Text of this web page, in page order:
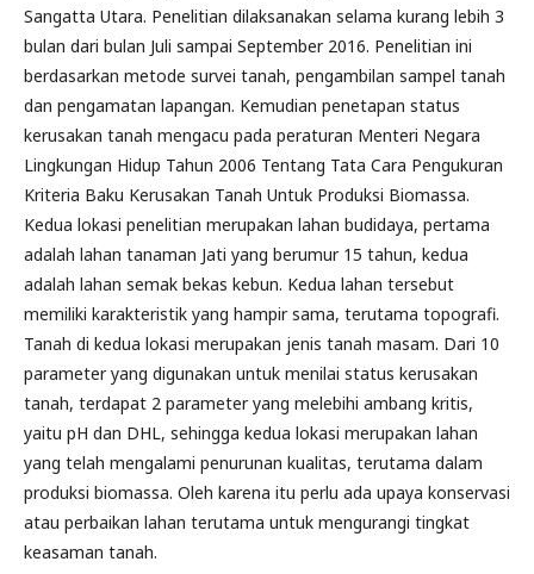
Sangatta Utara. Penelitian dilaksanakan selama kurang lebih 3
bulan dari bulan Juli sampai September 2016. Penelitian ini
berdasarkan metode survei tanah, pengambilan sampel tanah
dan pengamatan lapangan. Kemudian penetapan status
kerusakan tanah mengacu pada peraturan Menteri Negara
Lingkungan Hidup Tahun 2006 Tentang Tata Cara Pengukuran
Kriteria Baku Kerusakan Tanah Untuk Produksi Biomassa.
Kedua lokasi penelitian merupakan lahan budidaya, pertama
adalah lahan tanaman Jati yang berumur 15 tahun, kedua
adalah lahan semak bekas kebun. Kedua lahan tersebut
memiliki karakteristik yang hampir sama, terutama topografi.
Tanah di kedua lokasi merupakan jenis tanah masam. Dari 10
parameter yang digunakan untuk menilai status kerusakan
tanah, terdapat 2 parameter yang melebihi ambang kritis,
yaitu pH dan DHL, sehingga kedua lokasi merupakan lahan
yang telah mengalami penurunan kualitas, terutama dalam
produksi biomassa. Oleh karena itu perlu ada upaya konservasi
atau perbaikan lahan terutama untuk mengurangi tingkat
keasaman tanah.